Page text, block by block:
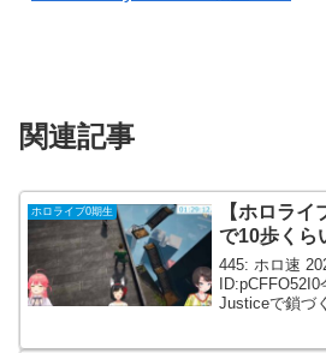
関連記事
ホロライブ0期生
【ホロラ
で10歩くら
445: ホロ速
Justiceで鎖づ